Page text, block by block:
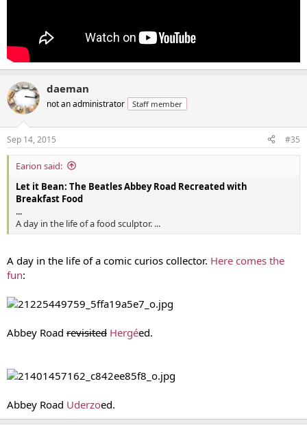
daeman
not an administrator Staff member
Sep 14, 2015 #35
Earion said:
Let it Bean: The Beatles Abbey Road Recreated with
Breakfast Food
...
A day in the life of a food sculptor. ...
A day in the life of a comic curios collector. Here comes the
fun:
Abbey Road revisited Hergéed.
Abbey Road Uderzoed.